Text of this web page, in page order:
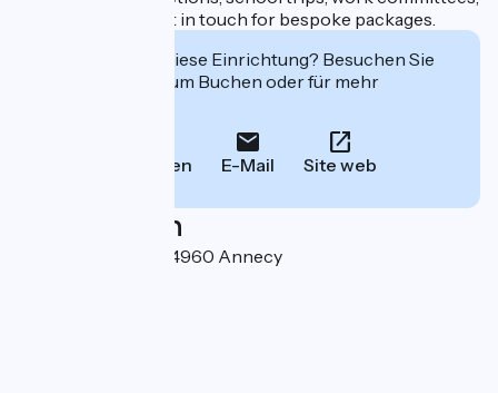
family reunions, get in touch for bespoke packages.
Interessiert Sie diese Einrichtung? Besuchen Sie
deren Website zum Buchen oder für mehr
Anrufen E-Mail Site web
Localisation
2 rue Jean Jaurès 74960 Annecy